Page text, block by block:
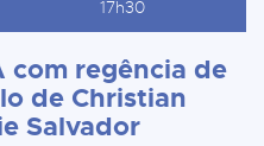
17h30
com regência de
de Christian
Salvador